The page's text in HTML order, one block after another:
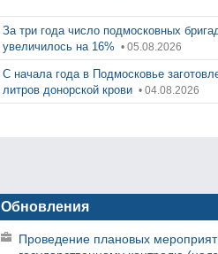
За три года число подмосковных
увеличилось на 16% • 05.08.2026
С начала года в Подмосковье
литров донорской крови • 04.08.2026
Обновления
Проведение плановых